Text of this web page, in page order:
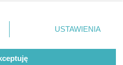
ustawień prywatności
rogu strony
nie wymagają zgody
sprzeciwić się takiemu
USTAWIENIA